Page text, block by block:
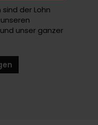
der Lohn
unser ganzer